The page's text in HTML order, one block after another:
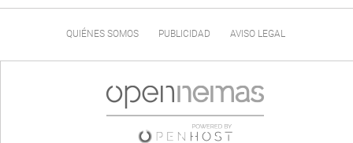
QUIÉNES SOMOS PUBLICIDAD AVISO LEGAL